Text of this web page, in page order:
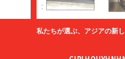
私たちが選ぶ、アジアの新